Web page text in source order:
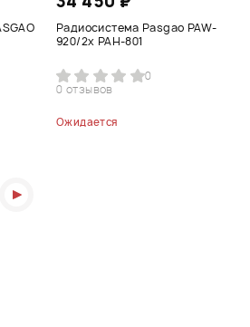
Радиосистема Pasgao PAW-
920/2x PAH-801
0
0 отзывов
Ожидается